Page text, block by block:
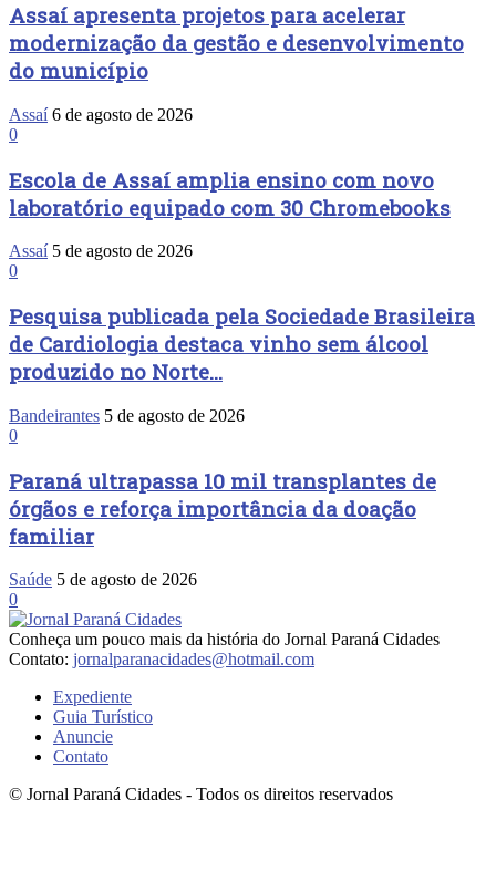
Assaí apresenta projetos para acelerar
modernização da gestão e desenvolvimento
do município
Assaí 6 de agosto de 2026
0
Escola de Assaí amplia ensino com novo
laboratório equipado com 30 Chromebooks
Assaí 5 de agosto de 2026
0
Pesquisa publicada pela Sociedade Brasileira
de Cardiologia destaca vinho sem álcool
produzido no Norte...
Bandeirantes 5 de agosto de 2026
0
Paraná ultrapassa 10 mil transplantes de
órgãos e reforça importância da doação
familiar
Saúde 5 de agosto de 2026
0
Conheça um pouco mais da história do Jornal Paraná Cidades
Contato: jornalparanacidades@hotmail.com
Expediente
Guia Turístico
Anuncie
Contato
© Jornal Paraná Cidades - Todos os direitos reservados